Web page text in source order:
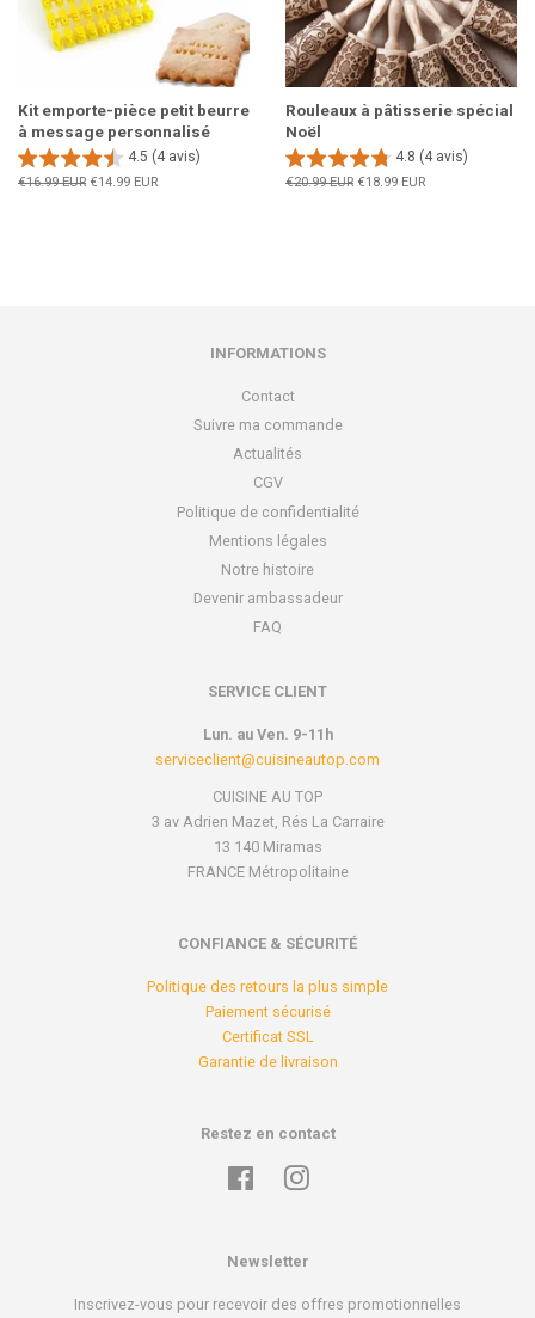
Kit emporte-pièce petit beurre
à message personnalisé
4.5 (4 avis)
Prix
€16.99 EUR Prix
€14.99 EUR
Rouleaux à pâtisserie spécial
Noël
4.8 (4 avis)
Prix
€20.99 EUR Prix
€18.99 EUR
INFORMATIONS
Contact
Suivre ma commande
Actualités
CGV
Politique de confidentialité
Mentions légales
Notre histoire
Devenir ambassadeur
FAQ
SERVICE CLIENT
Lun. au Ven. 9-11h
serviceclient@cuisineautop.com
CUISINE AU TOP
3 av Adrien Mazet, Rés La Carraire
13 140 Miramas
FRANCE Métropolitaine
CONFIANCE & SÉCURITÉ
Politique des retours la plus simple
Paiement sécurisé
Certificat SSL
Garantie de livraison
Restez en contact
FacebookInstagram
Newsletter
Inscrivez-vous pour recevoir des offres promotionnelles